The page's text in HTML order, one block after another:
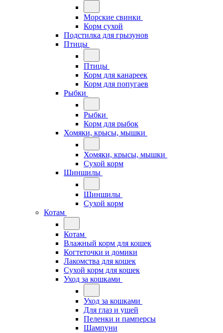
Морские свинки
Корм сухой
Подстилка для грызунов
Птицы
Птицы
Корм для канареек
Корм для попугаев
Рыбки
Рыбки
Корм для рыбок
Хомяки, крысы, мышки
Хомяки, крысы, мышки
Сухой корм
Шиншилы
Шиншилы
Сухой корм
Котам
Котам
Влажный корм для кошек
Когтеточки и домики
Лакомства для кошек
Сухой корм для кошек
Уход за кошками
Уход за кошками
Для глаз и ушей
Пеленки и памперсы
Шампуни